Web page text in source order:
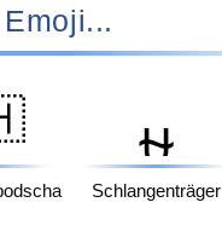
⛎
Schlangenträger